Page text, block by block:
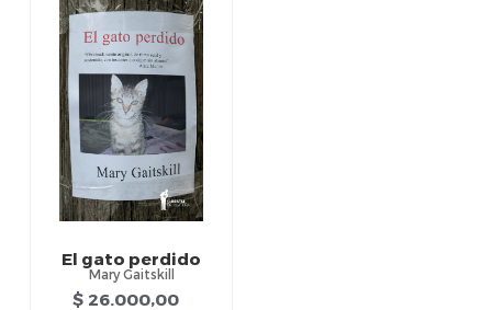
El gato perdido
Mary Gaitskill
$ 26.000,00